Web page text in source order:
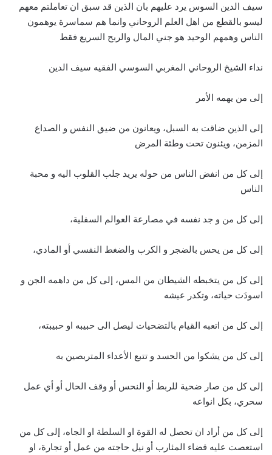
سيف الدين السوس يرد عليهم بان الذين قد سبق ان تعاملتم معهم
ليسو بالقطع من اهل العلم الروحاني وانما هم سماسرة يوهمون
الناس وهمهم الوحيد هو جني المال والربح السريع فقط
نداء الشيخ الروحاني المغربي السوسي الفقيه سيف الدين
إلى من يهمه الأمر
إلى الذين ضاقت به السبل، ويعانون من ضيق النفس و الصداع
المزمن، ويئنون تحت وطئة المرض
إلى كل من انفض الناس من حوله يريد جلب القلوب اليه و محبة
الناس
إلى كل من و جد نفسه في مصارعة العوالم السفلية،
إلى كل من يحس بالضجر و الكرب والضغط النفسي أو المادي،
إلى كل من يتخبطه الشيطان من المس، إلى كل من داهمه الجن و
اسودَت حياته، وتكدر عيشه
إلى كل من اتعبه القيام بالتضحيات ليصل الى حبيبه او حبيبته،
إلى كل من يشكوا من الحسد و تتبع الأعداء المتربصين به
إلى كل من صار ضحية للربط أو النحس أو وقف الحال أو أي عمل
سحري، بكل انواعه
إلى كل من أراد ان تحصل له القوة او السلطة او الجاه، إلى كل من
استعصت عليه قضاء المئارب أو نيل حاجته من عمل أو تجارة، او